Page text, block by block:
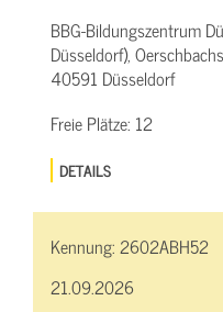
BBG-Bildungszentrum
Düsseldorf),
40591 Düsseldorf
Freie Plätze: 12
DETAILS
Kennung:2602ABH52
21.09.2026